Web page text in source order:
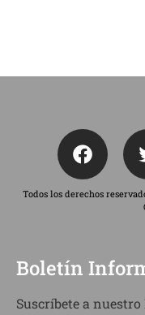
Todos los derechos
Boletín
Suscríbete a